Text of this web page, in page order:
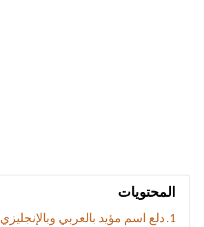
المحتويات
دلع اسم مؤيد بالعربي وبالإنجليزي